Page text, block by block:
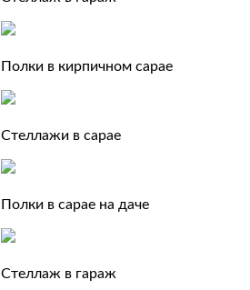
Полки в кирпичном сарае
Стеллажи в сарае
Полки в сарае на даче
Стеллаж в гараж